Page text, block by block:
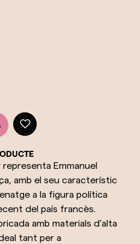
Emmanuel
amb el seu característic
a la figura política
del país francès.
amb materials d'alta
tant per a